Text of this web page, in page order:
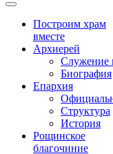
Построим храм
вместе
Архиерей
Служение
Биография
Епархия
Структура
История
Рощинское
благочиние